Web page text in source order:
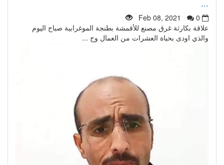
Feb 08, 2021
0
علاقة بكارثة غرق مصنع للأقمشة بطنجة الموغرابية صباح اليوم
والذي اودى بحياة العشرات من العمال وج ...